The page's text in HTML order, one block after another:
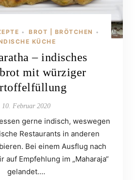
• BROT | BRÖTCHEN •
KÜCHE
– indisches
mit würziger
10. Februar 2020
gerne indisch, weswegen
Restaurants in anderen
Bei einem Ausflug nach
auf Empfehlung im „Maharaja“
gelandet.…